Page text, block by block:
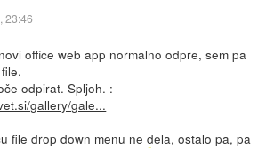
23:46
office web app normalno odpre, sem pa
odpirat. Spljoh. :
gallery/gale...
file drop down menu ne dela, ostalo pa, pa